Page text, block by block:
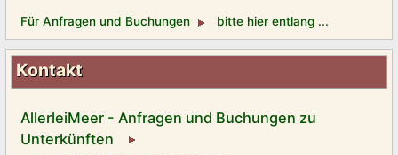
FürAnfragen und Buchungen bitte hier entlang ...
Kontakt
AllerleiMeer - Anfragen und Buchungen zu
Unterkünften